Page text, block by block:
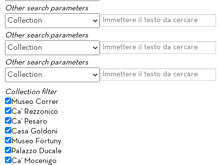
Other search parameters
Other search parameters
Other search parameters
Collection filter
Museo Correr
Ca' Rezzonico
Ca' Pesaro
Casa Goldoni
Museo Fortuny
Palazzo Ducale
Ca' Mocenigo